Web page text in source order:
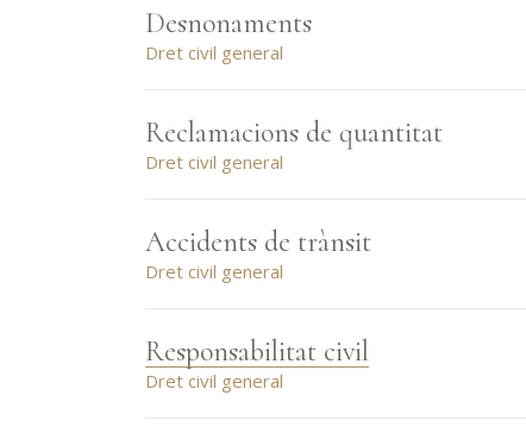
Desnonaments
Dret civil general
Reclamacions de quantitat
Dret civil general
Accidents de trànsit
Dret civil general
Responsabilitat civil
Dret civil general